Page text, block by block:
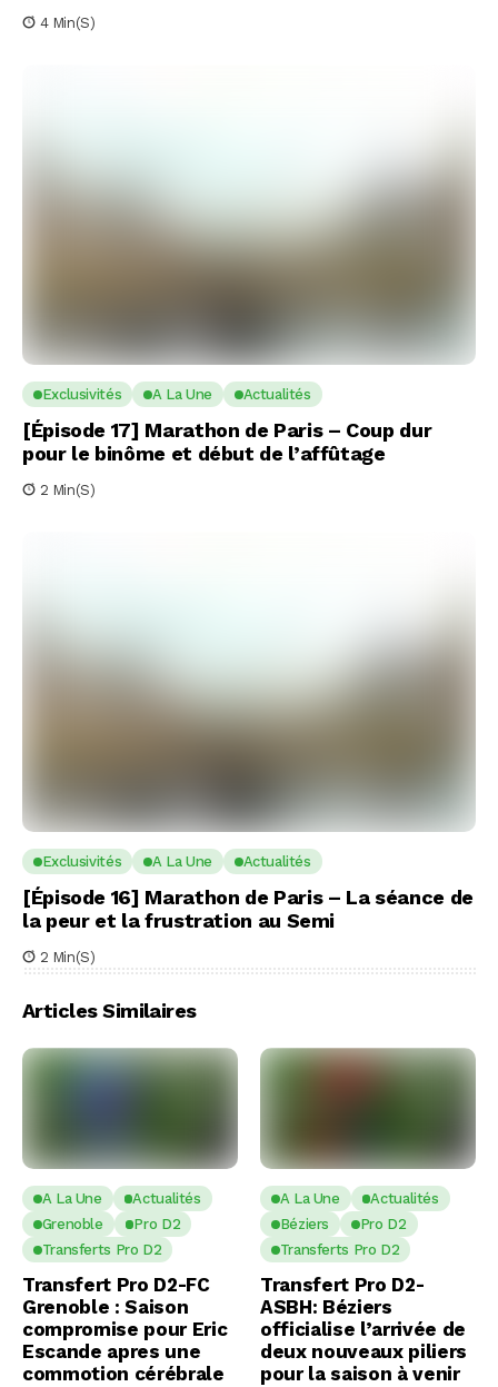
4 Min(s)
Exclusivités A La Une Actualités
[Épisode 17] Marathon de Paris – Coup dur
pour le binôme et début de l’affûtage
2 Min(s)
Exclusivités A La Une Actualités
[Épisode 16] Marathon de Paris – La séance de
la peur et la frustration au Semi
2 Min(s)
Articles Similaires
A La Une
Actualités
Grenoble
Pro D2
Transferts Pro D2
Transfert Pro D2-FC
Grenoble : Saison
compromise pour Eric
Escande apres une
commotion cérébrale
A La Une
Actualités
Béziers
Pro D2
Transferts Pro D2
Transfert Pro D2-
ASBH: Béziers
officialise l’arrivée de
deux nouveaux piliers
pour la saison à venir